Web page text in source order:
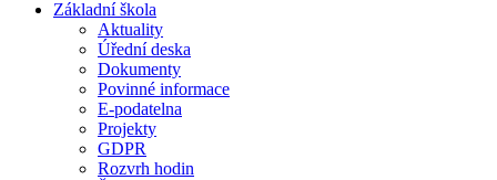
Základní škola
Aktuality
Úřední deska
Dokumenty
Povinné informace
E-podatelna
Projekty
GDPR
Rozvrh hodin